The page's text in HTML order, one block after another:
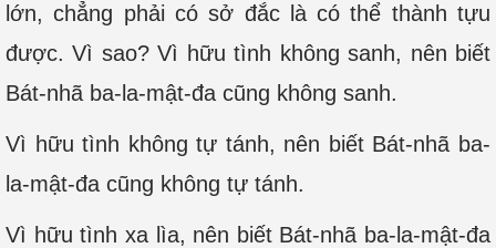
lớn, chẳng phải có sở đắc là có thể thành tựu
được. Vì sao? Vì hữu tình không sanh, nên biết
Bát-nhã ba-la-mật-đa cũng không sanh.
Vì hữu tình không tự tánh, nên biết Bát-nhã ba-
la-mật-đa cũng không tự tánh.
Vì hữu tình xa lìa, nên biết Bát-nhã ba-la-mật-đa